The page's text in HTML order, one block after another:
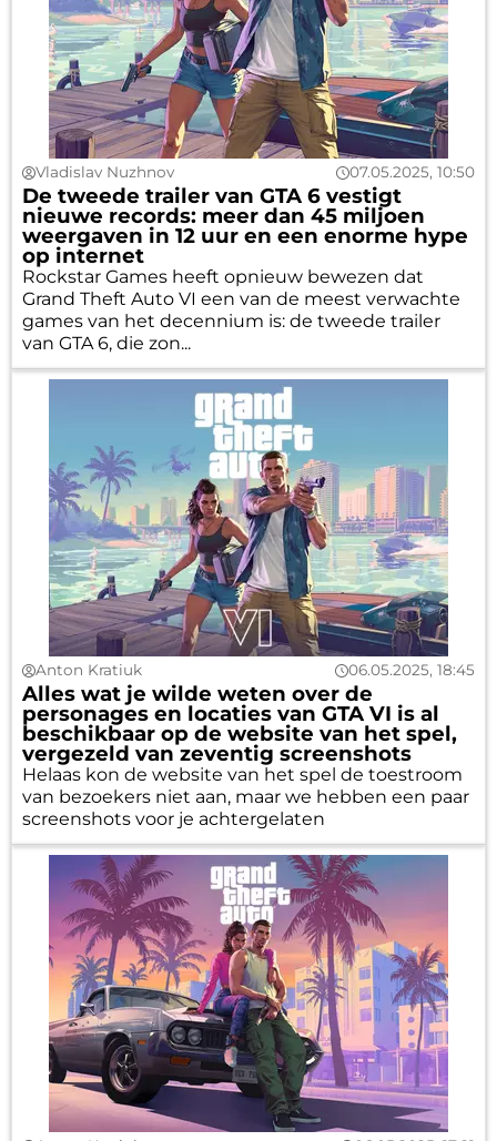
Vladislav Nuzhnov 07.05.2025, 10:50
De tweede trailer van GTA 6 vestigt
nieuwe records: meer dan 45 miljoen
weergaven in 12 uur en een enorme hype
op internet
Rockstar Games heeft opnieuw bewezen dat
Grand Theft Auto VI een van de meest verwachte
games van het decennium is: de tweede trailer
van GTA 6, die zon...
Anton Kratiuk 06.05.2025, 18:45
Alles wat je wilde weten over de
personages en locaties van GTA VI is al
beschikbaar op de website van het spel,
vergezeld van zeventig screenshots
Helaas kon de website van het spel de toestroom
van bezoekers niet aan, maar we hebben een paar
screenshots voor je achtergelaten